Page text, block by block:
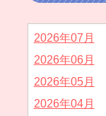
2026年07月
2026年06月
2026年05月
2026年04月